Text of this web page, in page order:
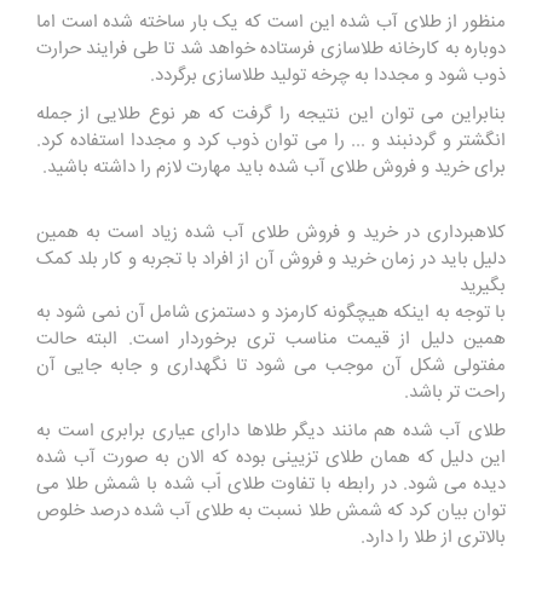
منظور از طلای آب شده این است که یک بار ساخته شده است اما
دوباره به کارخانه طلاسازی فرستاده خواهد شد تا طی فرایند حرارت
ذوب شود و مجددا به چرخه تولید طلاسازی برگردد.
بنابراین می توان این نتیجه را گرفت که هر نوع طلایی از جمله
انگشتر و گردنبند و ... را می توان ذوب کرد و مجددا استفاده کرد.
برای خرید و فروش طلای آب شده باید مهارت لازم را داشته باشید.
کلاهبرداری در خرید و فروش طلای آب شده زیاد است به همین
دلیل باید در زمان خرید و فروش آن از افراد با تجربه و کار بلد کمک
بگیرید
با توجه به اینکه هیچگونه کارمزد و دستمزی شامل آن نمی شود به
همین دلیل از قیمت مناسب تری برخوردار است. البته حالت
مفتولی شکل آن موجب می شود تا نگهداری و جابه جایی آن
راحت تر باشد.
طلای آب شده هم مانند دیگر طلاها دارای عیاری برابری است به
این دلیل که همان طلای تزیینی بوده که الان به صورت آب شده
دیده می شود. در رابطه با تفاوت طلای اّب شده با شمش طلا می
توان بیان کرد که شمش طلا نسبت به طلای آب شده درصد خلوص
بالاتری از طلا را دارد.